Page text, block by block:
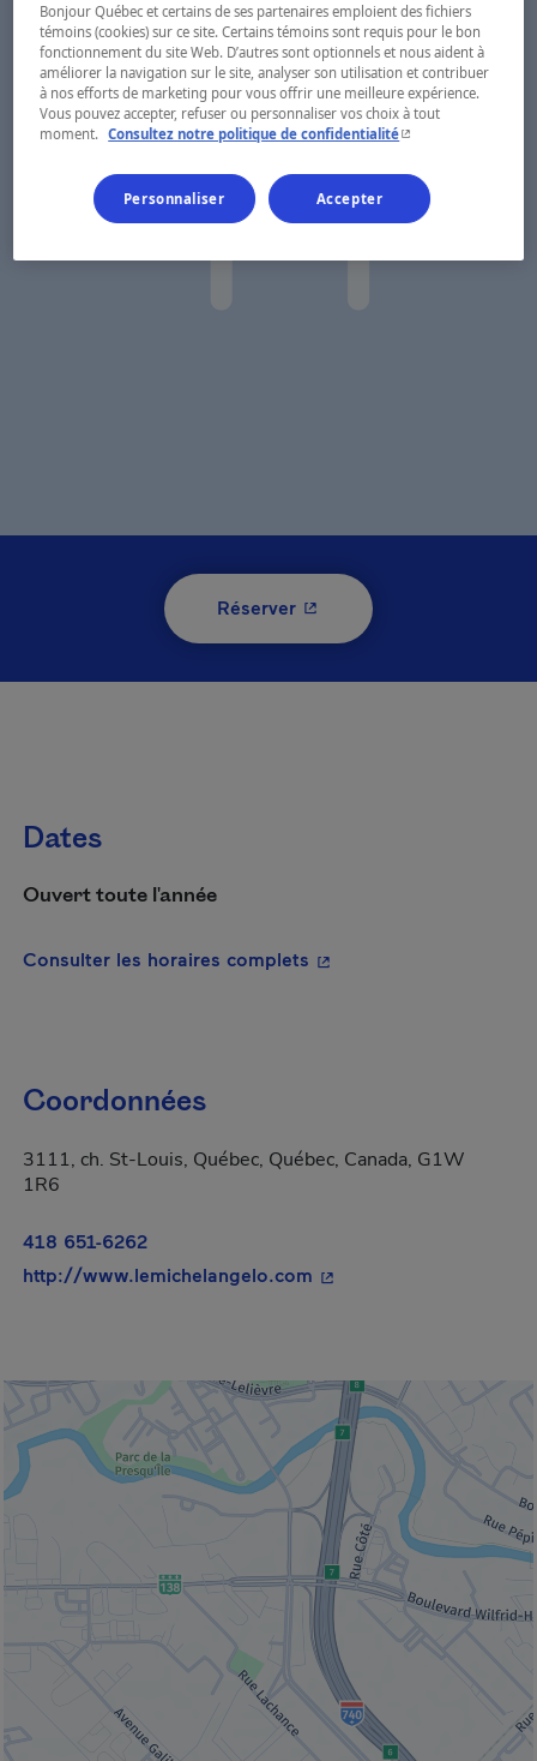
Réserver- Cet hyperlien s'ouvrira
Dates
Ouvert toute l'année
Consulter les horaires complets - Cet hyperlien
Coordonnées
3111, ch. St-Louis, Québec, Québec, Canada, G1W
1R6
418 651-6262
http://www.lemichelangelo.com - Cet hyperlien
Bonjour Québec et certains de ses partenaires emploient des fichiers
témoins (cookies) sur ce site. Certains témoins sont requis pour le bon
fonctionnement du site Web. D’autres sont optionnels et nous aident à
améliorer la navigation sur le site, analyser son utilisation et contribuer
à nos efforts de marketing pour vous offrir une meilleure expérience.
Vous pouvez accepter, refuser ou personnaliser vos choix à tout
moment.
Consultez notre politique de confidentialité- Cet hyperlien
Personnaliser Accepter